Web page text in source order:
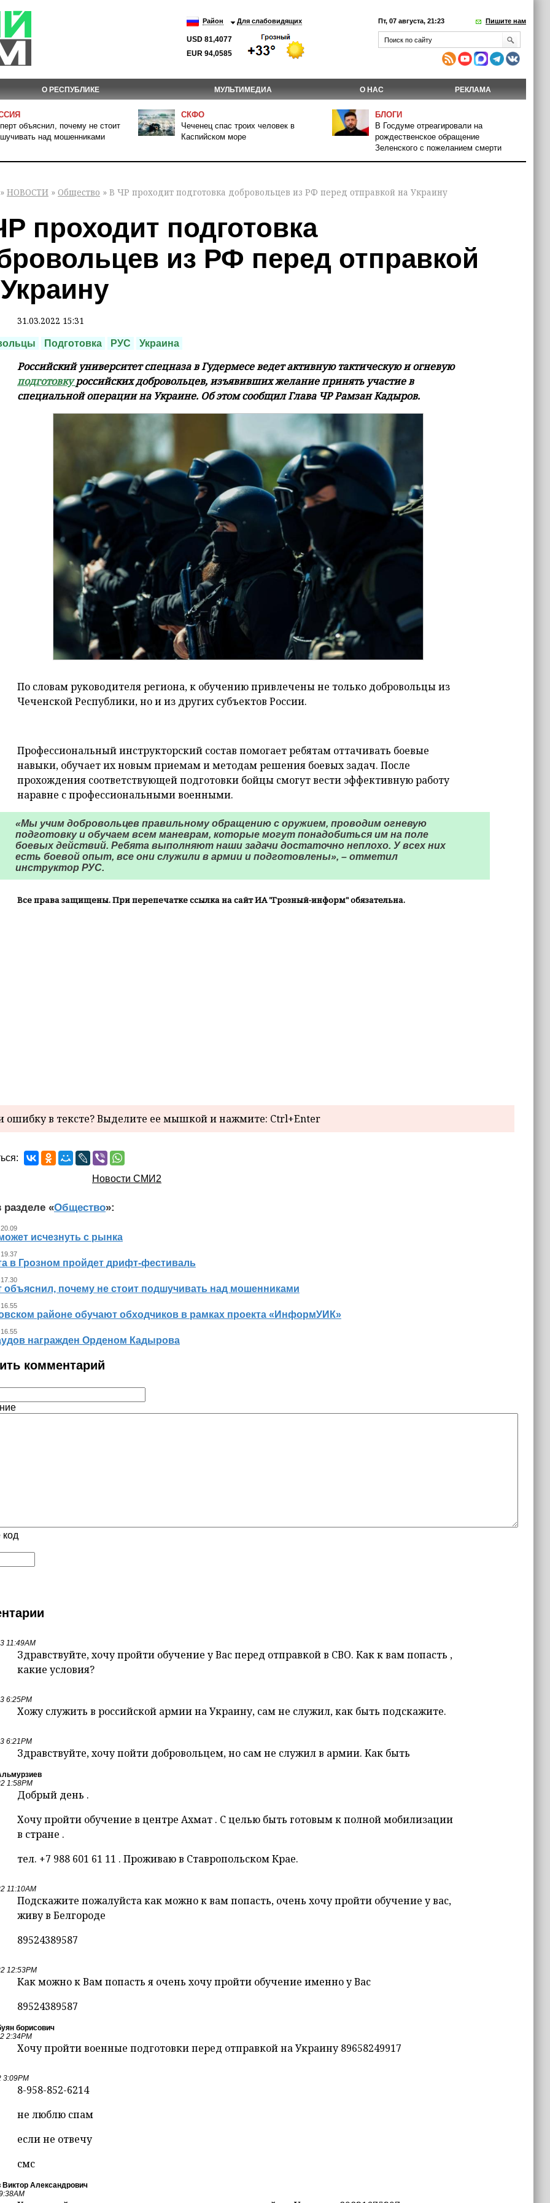
Район Для слабовидящих
USD 81,4077
EUR 94,0585
Пт, 07 августа, 21:23 Пишите нам
О РЕСПУБЛИКЕ МУЛЬТИМЕДИА О НАС РЕКЛАМА
объяснил, почему не стоит
над мошенниками
СКФО
Чеченец спас троих человек в
Каспийском море
БЛОГИ
В Госдуме отреагировали на
рождественское обращение
Зеленского с пожеланием смерти
» НОВОСТИ » Общество » В ЧР проходит подготовка добровольцев из РФ перед отправкой на Украину
проходит подготовка
из РФ перед отправкой
31.03.2022 15:31
Подготовка РУС Украина
Российский университет спецназа в Гудермесе ведет активную тактическую и огневую
подготовкуроссийских добровольцев, изъявивших желание принять участие в
специальной операции на Украине. Об этом сообщил Глава ЧР Рамзан Кадыров.
По словам руководителя региона, к обучению привлечены не только добровольцы из
Чеченской Республики, но и из других субъектов России.
Профессиональный инструкторский состав помогает ребятам оттачивать боевые
навыки, обучает их новым приемам и методам решения боевых задач. После
прохождения соответствующей подготовки бойцы смогут вести эффективную работу
наравне с профессиональными военными.
«Мы учим добровольцев правильному обращению с оружием, проводим огневую
подготовку и обучаем всем маневрам, которые могут понадобиться им на поле
боевых действий. Ребята выполняют наши задачи достаточно неплохо. У всех них
есть боевой опыт, все они служили в армии и подготовлены», – отметил
инструктор РУС.
Все права защищены. При перепечатке ссылка на сайт ИА "Грозный-информ" обязательна.
в тексте? Выделите ее мышкой и нажмите: Ctrl+Enter
Новости СМИ2
разделе «Общество»:
исчезнуть с рынка
в Грозном пройдет дрифт-фестиваль
объяснил, почему не стоит подшучивать над мошенниками
районе обучают обходчиков в рамках проекта «ИнформУИК»
награжден Орденом Кадырова
комментарий
код
11:49AM
Здравствуйте, хочу пройти обучение у Вас перед отправкой в СВО. Как к вам попасть ,
какие условия?
6:25PM
Хожу служить в российской армии на Украину, сам не служил, как быть подскажите.
6:21PM
Здравствуйте, хочу пойти добровольцем, но сам не служил в армии. Как быть
1:58PM
Добрый день .
Хочу пройти обучение в центре Ахмат . С целью быть готовым к полной мобилизации
в стране .
тел. +7 988 601 61 11 . Проживаю в Ставропольском Крае.
11:10AM
Подскажите пожалуйста как можно к вам попасть, очень хочу пройти обучение у вас,
живу в Белгороде
89524389587
12:53PM
Как можно к Вам попасть я очень хочу пройти обучение именно у Вас
89524389587
борисович
2:34PM
Хочу пройти военные подготовки перед отправкой на Украину 89658249917
3:09PM
8-958-852-6214
не люблю спам
если не отвечу
смс
Александрович